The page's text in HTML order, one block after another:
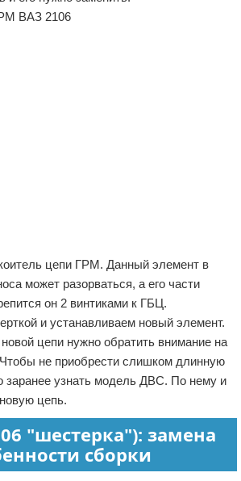
цепи ГРМ. Данный элемент в
может разорваться, а его части
он 2 винтиками к ГБЦ.
и устанавливаем новый элемент.
новой цепи нужно обратить внимание на
не приобрести слишком длинную
заранее узнать модель ДВС. По нему и
цепь.
"шестерка"): замена
сборки